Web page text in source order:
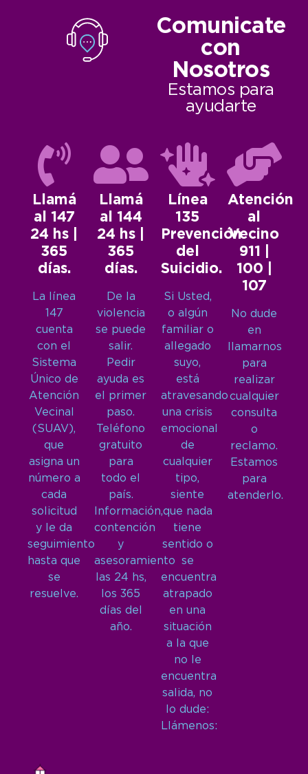
Comunicate
con
Nosotros
Estamos para
ayudarte
Llamá
al 147
24 hs |
365
días.
La línea
147
cuenta
con el
Sistema
Único de
Atención
Vecinal
(SUAV),
que
asigna un
número a
cada
solicitud
y le da
seguimiento
hasta que
se
resuelve.
Llamá
al 144
24 hs |
365
días.
De la
violencia
se puede
salir.
Pedir
ayuda es
el primer
paso.
Teléfono
gratuito
para
todo el
país.
Información,
contención
y
asesoramiento
las 24 hs,
los 365
días del
año.
Línea
135
Prevención
del
Suicidio.
Si Usted,
o algún
familiar o
allegado
suyo,
está
atravesando
una crisis
emocional
de
cualquier
tipo,
siente
que nada
tiene
sentido o
se
encuentra
atrapado
en una
situación
a la que
no le
encuentra
salida, no
lo dude:
Llámenos:
Atención
al
Vecino
911 |
100 |
107
No dude
en
llamarnos
para
realizar
cualquier
consulta
o
reclamo.
Estamos
para
atenderlo.